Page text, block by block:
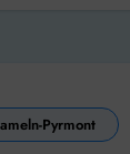
Pyrmont